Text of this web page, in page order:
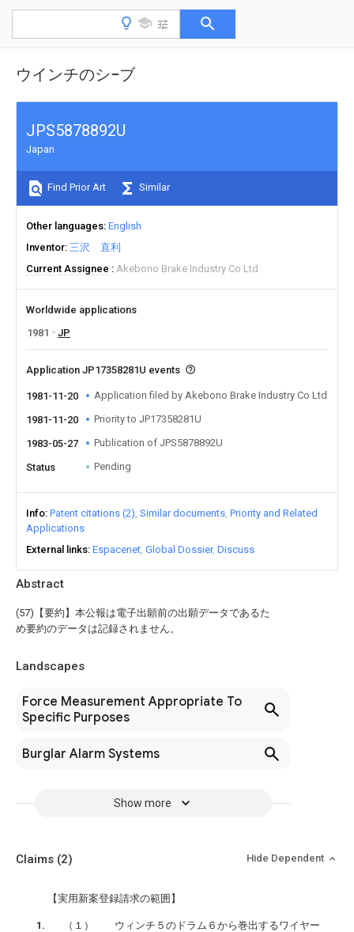
ウインチのシ−ブ
Abstract
(57)【要約】本公報は電子出願前の出願データであるた
め要約のデータは記録されません。
Landscapes
Force Measurement Appropriate To
Specific Purposes
Burglar Alarm Systems
Show more
JPS5878892U
Japan
Find Prior Art Similar
Other languages English
Inventor 三沢 直利
Current Assignee
Akebono Brake Industry Co Ltd
Worldwide applications
1981
JP
Application JP17358281U events
1981-11-20 Application filed by Akebono Brake Industry Co Ltd
1981-11-20 Priority to JP17358281U
1983-05-27 Publication of JPS5878892U
Status Pending
Info Patent citations (2) Similar documents Priority and Related
Applications
External links Espacenet Global Dossier Discuss
Claims (2) Hide Dependent
【実用新案登録請求の範囲】
（１） ウィンチ５のドラム６から巻出するワイヤー